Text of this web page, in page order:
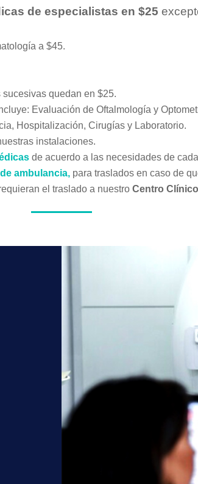
de especialistas en $25
a $45.
quedan en $25.
Evaluación de Oftalmología y
Hospitalización, Cirugías y Laboratorio.
instalaciones.
de acuerdo a las necesidades de
ambulancia, para traslados en caso de
el traslado a nuestro Centro